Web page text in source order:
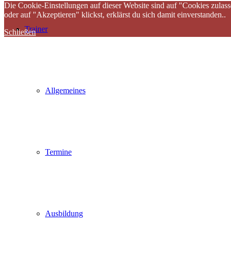
Trainer
Allgemeines
Termine
Ausbildung
Die Cookie-Einstellungen auf dieser Website sind auf "Cookies
oder auf "Akzeptieren" klickst, erklärst du sich damit einverstanden..
Schließen